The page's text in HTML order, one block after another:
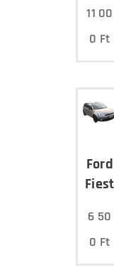
11 00
0 Ft
Ford
Fiesta
6 50
0 Ft